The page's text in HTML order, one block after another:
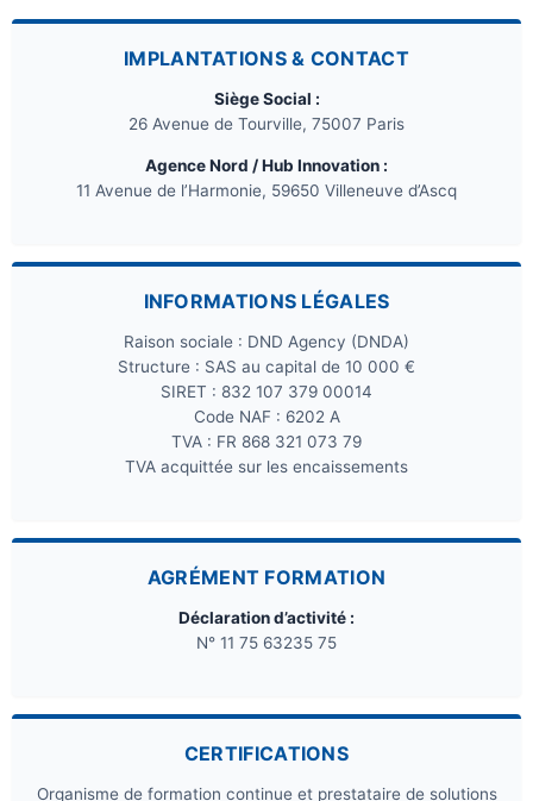
IMPLANTATIONS & CONTACT
Siège Social :
26 Avenue de Tourville, 75007 Paris
Agence Nord / Hub Innovation :
11 Avenue de l’Harmonie, 59650 Villeneuve d’Ascq
INFORMATIONS LÉGALES
Raison sociale : DND Agency (DNDA)
Structure : SAS au capital de 10 000 €
SIRET : 832 107 379 00014
Code NAF : 6202 A
TVA : FR 868 321 073 79
TVA acquittée sur les encaissements
AGRÉMENT FORMATION
Déclaration d’activité :
N° 11 75 63235 75
CERTIFICATIONS
Organisme de formation continue et prestataire de solutions